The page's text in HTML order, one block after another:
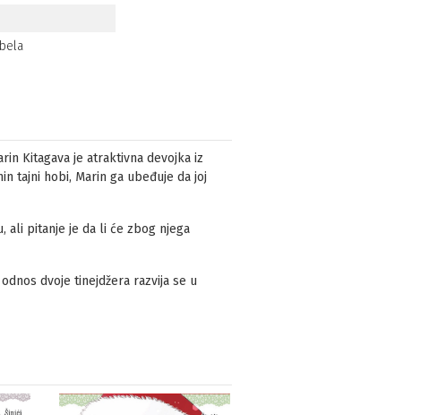
Kitagava je atraktivna devojka iz
tajni hobi, Marin ga ubeđuje da joj
ali pitanje je da li će zbog njega
dvoje tinejdžera razvija se u